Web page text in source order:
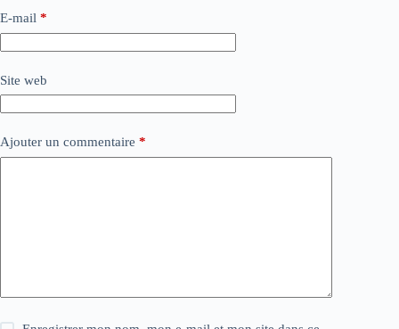
E-mail *
Site web
Ajouter un commentaire *